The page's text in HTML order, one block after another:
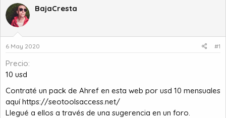
t
o
r
t
e
a
h
i
o
BajaCresta
6 May 2020 #1
Precio
10 usd
Contraté un pack de Ahref en esta web por usd 10 mensuales
aquí https://seotoolsaccess.net/
Llegué a ellos a través de una sugerencia en un foro.